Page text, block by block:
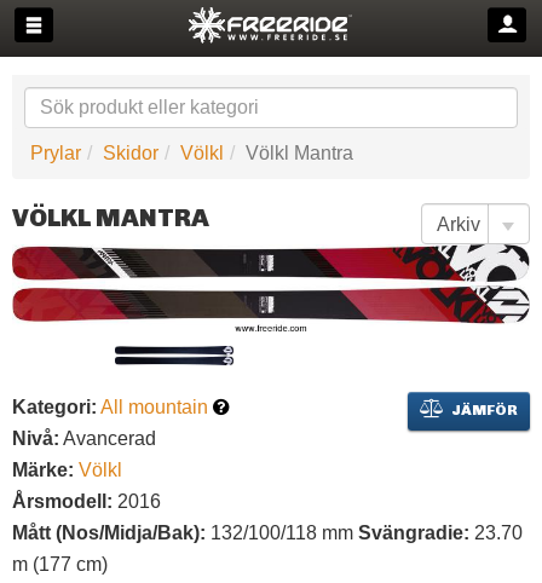
Prylar Skidor Völkl Völkl Mantra
VÖLKL MANTRA
JÄMFÖR
Kategori: All mountain
Nivå: Avancerad
Märke: Völkl
Årsmodell: 2016
Mått (Nos/Midja/Bak): 132/100/118 mm Svängradie: 23.70
m (177 cm)